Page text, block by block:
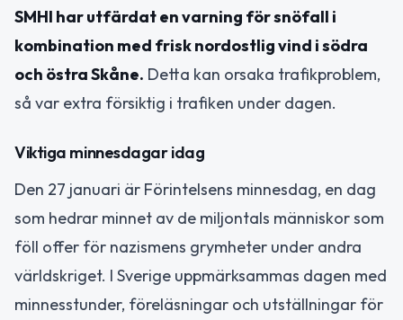
SMHI har utfärdat en varning för snöfall i
kombination med frisk nordostlig vind i södra
och östra Skåne. Detta kan orsaka trafikproblem,
så var extra försiktig i trafiken under dagen.
Viktiga minnesdagar idag
Den 27 januari är Förintelsens minnesdag, en dag
som hedrar minnet av de miljontals människor som
föll offer för nazismens grymheter under andra
världskriget. I Sverige uppmärksammas dagen med
minnesstunder, föreläsningar och utställningar för